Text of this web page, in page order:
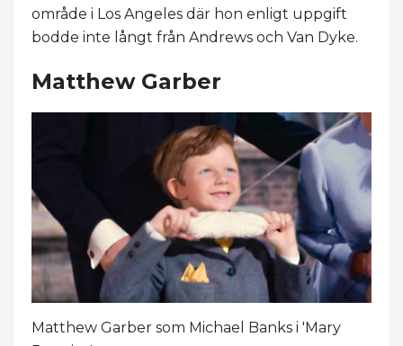
område i Los Angeles där hon enligt uppgift
bodde inte långt från Andrews och Van Dyke.
Matthew Garber
Matthew Garber som Michael Banks i 'Mary